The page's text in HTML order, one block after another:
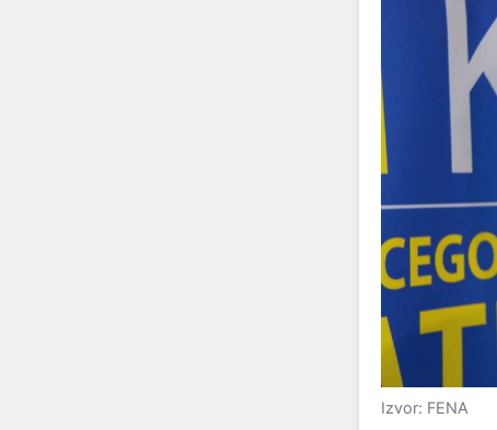
Izvor: FENA